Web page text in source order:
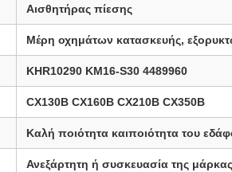
Αισθητήρας πίεσης
Μέρη οχημάτων κατασκευής,
KHR10290 KM16-S30 4489960
CX130B CX160B CX210B CX350B
Καλή ποιότητα καιποιότητα του
Ανεξάρτητη ή συσκευασία της